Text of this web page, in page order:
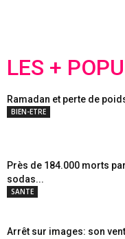
LES +
Ramadan et perte de
BIEN-ETRE
Près de 184.000 morts
sodas...
SANTE
Arrêt sur images: son